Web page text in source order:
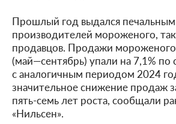
Прошлый год выдался печальным
производителей мороженого,
продавцов. Продажи мороженого
(май—сентябрь) упали на 7,1% по
с аналогичным периодом 2024
значительное снижение продаж
пять-семь лет роста, сообщали
«Нильсен».